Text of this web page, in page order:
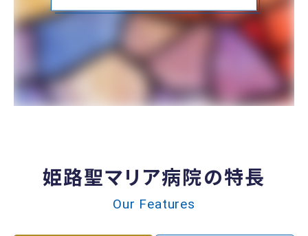
姫路聖マリア病院の特長
Our Features